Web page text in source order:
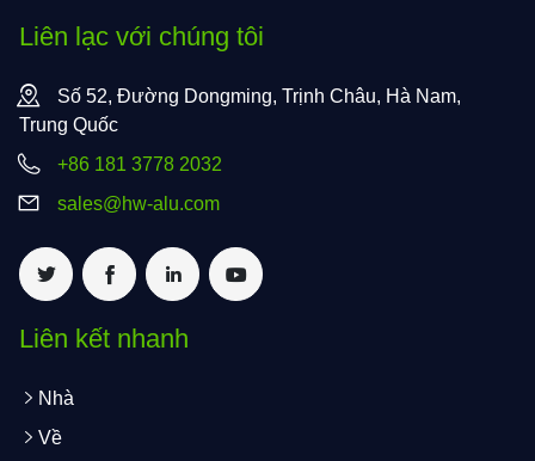
Liên lạc với chúng tôi
Số 52, Đường Dongming, Trịnh Châu, Hà Nam,
Trung Quốc
+86 181 3778 2032
sales@hw-alu.com
Liên kết nhanh
Nhà
Về